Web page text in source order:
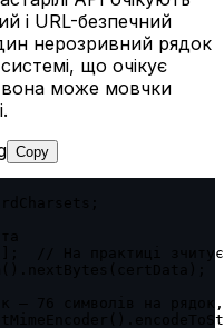
і URL-безпечний
нерозривний рядок
що очікує
вона може мовчки
Copy
// На практиці
— 76 символів на